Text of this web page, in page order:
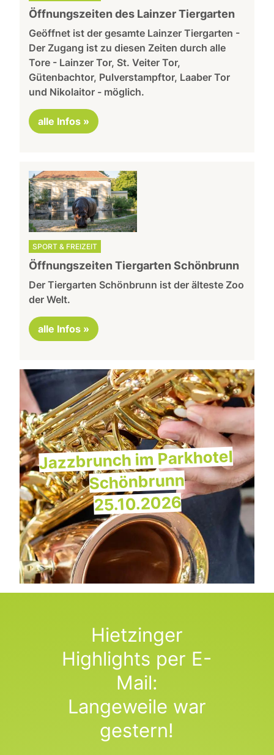
Öffnungszeiten des Lainzer Tiergarten
Geöffnet ist der gesamte Lainzer Tiergarten -
Der Zugang ist zu diesen Zeiten durch alle
Tore - Lainzer Tor, St. Veiter Tor,
Gütenbachtor, Pulverstampftor, Laaber Tor
und Nikolaitor - möglich.
alle Infos »
SPORT & FREIZEIT
Öffnungszeiten Tiergarten Schönbrunn
Der Tiergarten Schönbrunn ist der älteste Zoo
der Welt.
alle Infos »
Jazzbrunch im Parkhotel
Schönbrunn
25.10.2026
Hietzinger
Highlights per E-
Mail:
Langeweile war
gestern!